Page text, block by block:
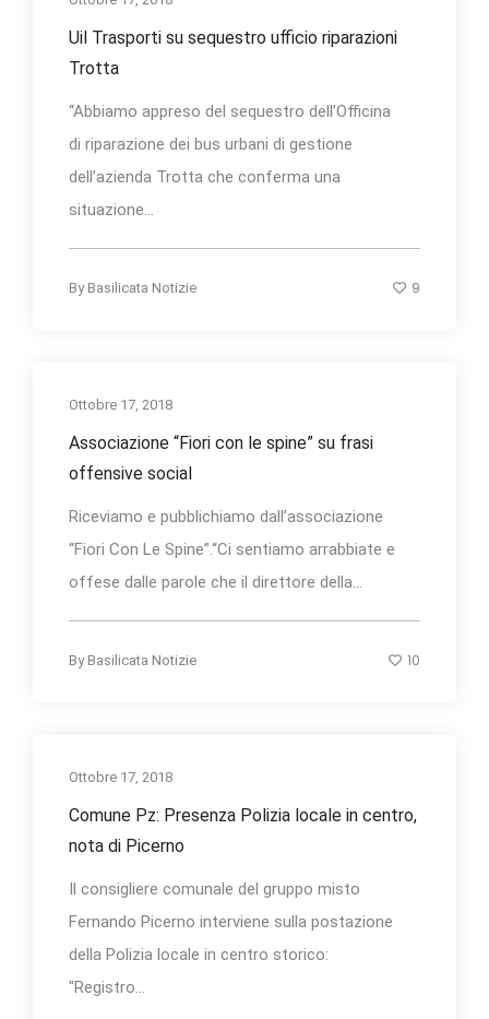
Uil Trasporti su sequestro ufficio riparazioni
Trotta
“Abbiamo appreso del sequestro dell’Officina
di riparazione dei bus urbani di gestione
dell’azienda Trotta che conferma una
situazione...
By Basilicata Notizie 9
Ottobre 17, 2018
Associazione “Fiori con le spine” su frasi
offensive social
Riceviamo e pubblichiamo dall’associazione
“Fiori Con Le Spine”.“Ci sentiamo arrabbiate e
offese dalle parole che il direttore della...
By Basilicata Notizie 10
Ottobre 17, 2018
Comune Pz: Presenza Polizia locale in centro,
nota di Picerno
Il consigliere comunale del gruppo misto
Fernando Picerno interviene sulla postazione
della Polizia locale in centro storico:
"Registro...